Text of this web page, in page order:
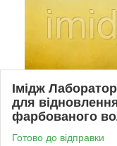
Імідж
для
фарбованого
Готово до відправки